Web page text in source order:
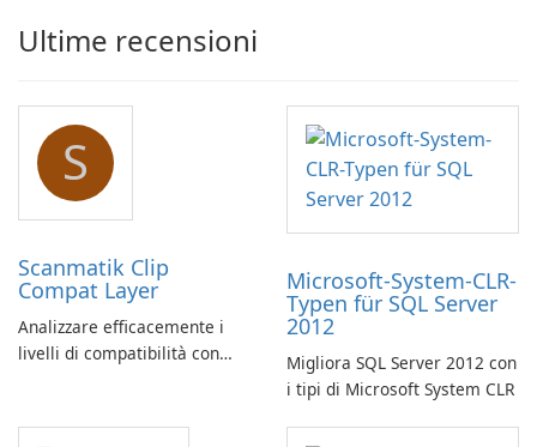
Ultime recensioni
S
Scanmatik Clip
Compat Layer
Analizzare efficacemente i
livelli di compatibilità con
Microsoft-System-CLR-
Typen für SQL Server
2012
Migliora SQL Server 2012 con
i tipi di Microsoft System CLR